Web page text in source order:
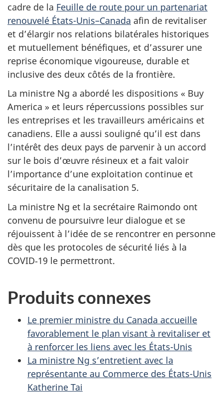
cadre de la Feuille de route pour un partenariat
renouvelé États-Unis–Canada afin de revitaliser
et d’élargir nos relations bilatérales historiques
et mutuellement bénéfiques, et d’assurer une
reprise économique vigoureuse, durable et
inclusive des deux côtés de la frontière.
La ministre Ng a abordé les dispositions « Buy
America » et leurs répercussions possibles sur
les entreprises et les travailleurs américains et
canadiens. Elle a aussi souligné qu’il est dans
l’intérêt des deux pays de parvenir à un accord
sur le bois d’œuvre résineux et a fait valoir
l’importance d’une exploitation continue et
sécuritaire de la canalisation 5.
La ministre Ng et la secrétaire Raimondo ont
convenu de poursuivre leur dialogue et se
réjouissent à l’idée de se rencontrer en personne
dès que les protocoles de sécurité liés à la
COVID‑19 le permettront.
Produits connexes
Le premier ministre du Canada accueille
favorablement le plan visant à revitaliser et
à renforcer les liens avec les États-Unis
La ministre Ng s’entretient avec la
représentante au Commerce des États-Unis
Katherine Tai